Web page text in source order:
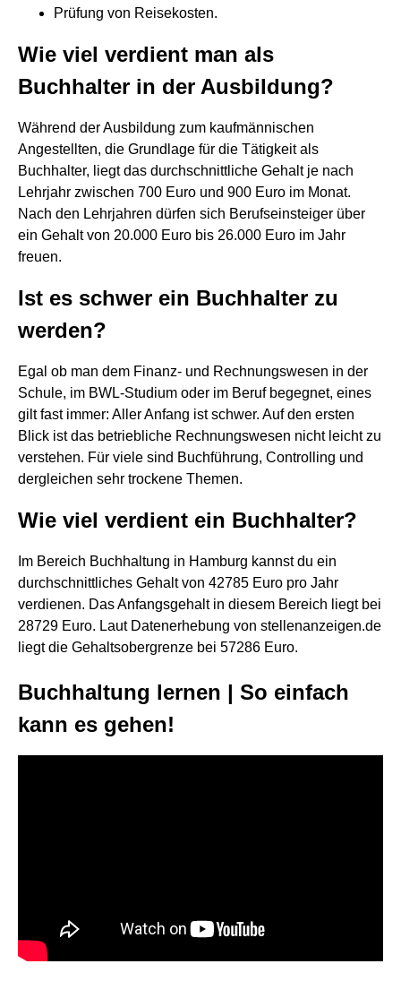
Prüfung von Reisekosten.
Wie viel verdient man als
Buchhalter in der Ausbildung?
Während der Ausbildung zum kaufmännischen
Angestellten, die Grundlage für die Tätigkeit als
Buchhalter, liegt das durchschnittliche Gehalt je nach
Lehrjahr zwischen 700 Euro und 900 Euro im Monat.
Nach den Lehrjahren dürfen sich Berufseinsteiger über
ein Gehalt von 20.000 Euro bis 26.000 Euro im Jahr
freuen.
Ist es schwer ein Buchhalter zu
werden?
Egal ob man dem Finanz- und Rechnungswesen in der
Schule, im BWL-Studium oder im Beruf begegnet, eines
gilt fast immer: Aller Anfang ist schwer. Auf den ersten
Blick ist das betriebliche Rechnungswesen nicht leicht zu
verstehen. Für viele sind Buchführung, Controlling und
dergleichen sehr trockene Themen.
Wie viel verdient ein Buchhalter?
Im Bereich Buchhaltung in Hamburg kannst du ein
durchschnittliches Gehalt von 42785 Euro pro Jahr
verdienen. Das Anfangsgehalt in diesem Bereich liegt bei
28729 Euro. Laut Datenerhebung von stellenanzeigen.de
liegt die Gehaltsobergrenze bei 57286 Euro.
Buchhaltung lernen | So einfach
kann es gehen!